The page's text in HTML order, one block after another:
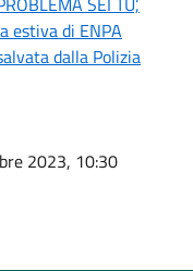
estiva di ENPA
dalla Polizia
2023, 10:30